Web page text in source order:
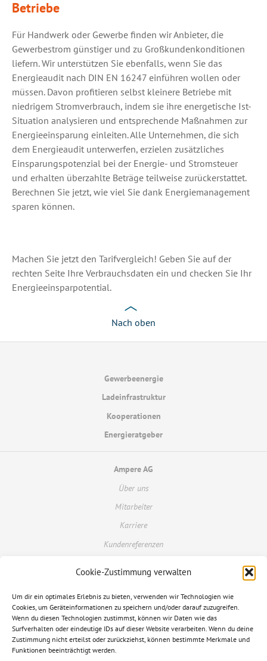
Cookie-Zustimmung verwalten
Um dir ein optimales Erlebnis zu bieten, verwenden wir Technologien wie
Cookies, um Geräteinformationen zu speichern und/oder darauf zuzugreifen.
Wenn du diesen Technologien zustimmst, können wir Daten wie das
Surfverhalten oder eindeutige IDs auf dieser Website verarbeiten. Wenn du deine
Zustimmung nicht erteilst oder zurückziehst, können bestimmte Merkmale und
Funktionen beeinträchtigt werden.
Betriebe
Für Handwerk oder Gewerbe finden wir Anbieter, die
Gewerbestrom günstiger und zu Großkundenkonditionen
liefern. Wir unterstützen Sie ebenfalls, wenn Sie das
Energieaudit nach DIN EN 16247 einführen wollen oder
müssen. Davon profitieren selbst kleinere Betriebe mit
niedrigem Stromverbrauch, indem sie ihre energetische Ist-
Situation analysieren und entsprechende Maßnahmen zur
Energieeinsparung einleiten. Alle Unternehmen, die sich
dem Energieaudit unterwerfen, erzielen zusätzliches
Einsparungspotenzial bei der Energie- und Stromsteuer
und erhalten überzahlte Beträge teilweise zurückerstattet.
Berechnen Sie jetzt, wie viel Sie dank Energiemanagement
sparen können.
Machen Sie jetzt den Tarifvergleich! Geben Sie auf der
rechten Seite Ihre Verbrauchsdaten ein und checken Sie Ihr
Energieeinsparpotential.
Nach oben
Gewerbeenergie
Ladeinfrastruktur
Kooperationen
Energieratgeber
Ampere AG
Über uns
Mitarbeiter
Karriere
Kundenreferenzen
Kundenportal
Kontakt
Glossar
FAQ
Datenschutzerklärung